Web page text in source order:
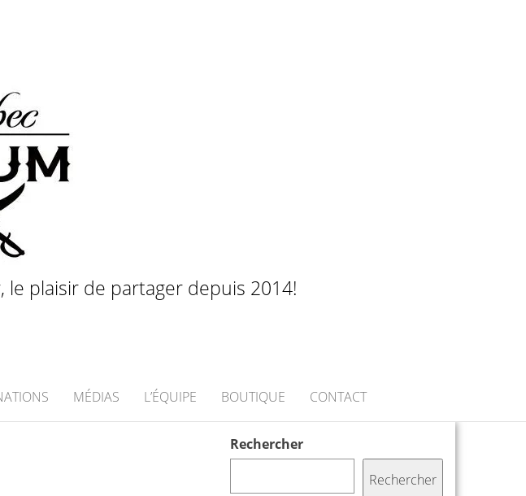
le plaisir de partager depuis 2014!
MÉDIAS L’ÉQUIPE BOUTIQUE CONTACT
Rechercher
Rechercher